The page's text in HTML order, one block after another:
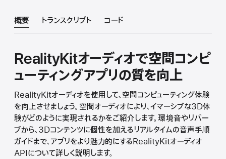
概要 トランスクリプト コード
RealityKitオーディオで空間コンピ
ューティングアプリの質を向上
RealityKitオーディオを使用して、空間コンピューティング体験
を向上させましょう。空間オーディオにより、イマーシブな3D体
験がどのように実現されるかをご紹介します。環境音やリバー
ブから、3Dコンテンツに個性を加えるリアルタイムの音声手順
ガイドまで、アプリをより魅力的にするRealityKitオーディオ
APIについて詳しく説明します。